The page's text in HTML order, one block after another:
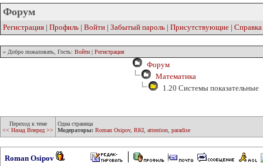
Форум
Регистрация | Профиль | Войти | Забытый пароль | Присутствующие | Справка
» Добро пожаловать, Гость: Войти | Регистрация
Форум
Математика
1.20 Системы показательные
Переход к теме
<< Назад Вперед >>
Одна страница
Модераторы: Roman Osipov, RKI attention paradise
Roman Osipov